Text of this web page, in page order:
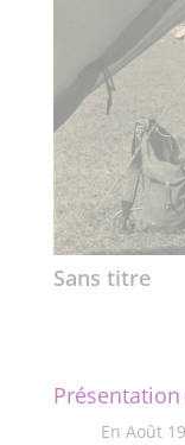
Sans titre
Présentation
En Août